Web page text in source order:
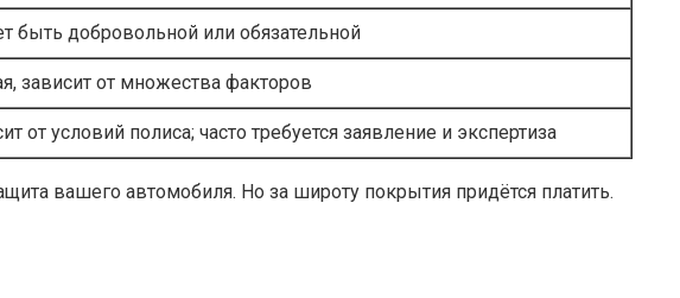
быть добровольной или обязательной
зависит от множества факторов
от условий полиса; часто требуется заявление и экспертиза
вашего автомобиля. Но за широту покрытия придётся платить.